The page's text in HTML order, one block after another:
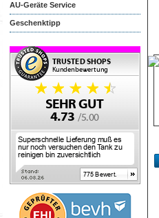
AU-Geräte Service
Geschenktipp